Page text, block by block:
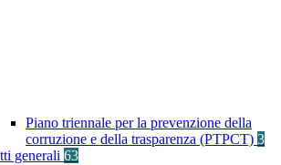
Piano triennale per la prevenzione della
corruzione e della trasparenza (PTPCT) 3
generali 63